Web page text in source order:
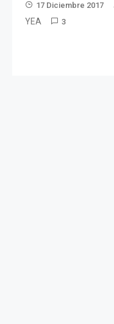
17 Diciembre 2017
YEA
3